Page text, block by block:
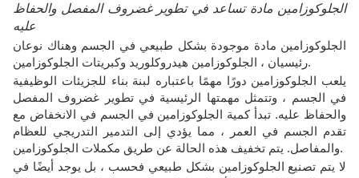
الجلوكوزامين مادة تساعد في تطوير غضروف المفصل والحفاظ
عليه
الجلوكوزامين مادة موجودة بشكل طبيعي في الجسم وهناك نوعان
رئيسيان ، الجلوكوزامين هيدروكلوريد وكبريتات الجلوكوزامين.
يلعب الجلوكوزامين دورًا مهمًا باعتباره لبنة بناء للجزيئات الوظيفية
في الجسم ، وتتمثل مهمتها الرئيسية في تطوير غضروف المفصل
والحفاظ عليه. تبدأ كمية الجلوكوزامين في الجسم في الانخفاض مع
تقدم الجسم في العمر ، مما يؤدي إلى التدمير التدريجي للعظام
والمفاصل. يتم تخفيف هذه الحالة عن طريق مكملات الجلوكوزامين.
لا يتم تصنيع الجلوكوزامين بشكل طبيعي فحسب ، بل يوجد أيضًا في